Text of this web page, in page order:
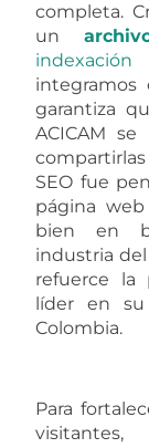
completa.
un
indexación
integramos
garantiza
ACICAM
SEO fue
página
bien en
industria
refuerce la
líder en
Colombia.
Para